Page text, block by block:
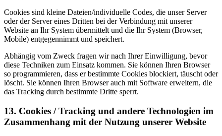
Cookies sind kleine Dateien/individuelle Codes, die unser Server
oder der Server eines Dritten bei der Verbindung mit unserer
Website an Ihr System übermittelt und die Ihr System (Browser,
Mobile) entgegennimmt und speichert.
Abhängig vom Zweck fragen wir nach Ihrer Einwilligung, bevor
diese Techniken zum Einsatz kommen. Sie können Ihren Browser
so programmieren, dass er bestimmte Cookies blockiert, täuscht oder
löscht. Sie können Ihren Browser auch mit Software erweitern, die
das Tracking durch bestimmte Dritte sperrt.
13. Cookies / Tracking und andere Technologien im
Zusammenhang mit der Nutzung unserer Website